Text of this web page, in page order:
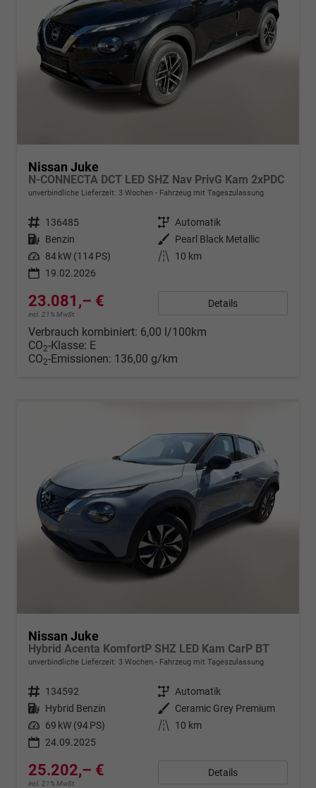
Nissan Juke
N-CONNECTA DCT LED SHZ Nav PrivG Kam 2xPDC
unverbindliche Lieferzeit: 3 Wochen Fahrzeug mit Tageszulassung
Fahrzeugnr. 136485 Getriebe Automatik
Kraftstoff Benzin Außenfarbe Pearl Black Metallic
Leistung 84 kW (114 PS) Kilometerstand
10 km
19.02.2026
23.081,– €
incl. 21% MwSt.
Details
Verbrauch kombiniert: 6,00 l/100km
CO2-Klasse: E
CO2-Emissionen: 136,00 g/km
Nissan Juke
Hybrid Acenta KomfortP SHZ LED Kam CarP BT
unverbindliche Lieferzeit: 3 Wochen Fahrzeug mit Tageszulassung
Fahrzeugnr. 134592 Getriebe Automatik
Kraftstoff Hybrid Benzin Außenfarbe Ceramic Grey Premium
Leistung 69 kW (94 PS) Kilometerstand
10 km
24.09.2025
25.202,– €
incl. 21% MwSt.
Details